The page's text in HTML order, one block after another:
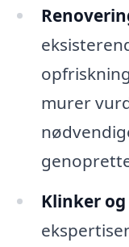
murer
Klinker